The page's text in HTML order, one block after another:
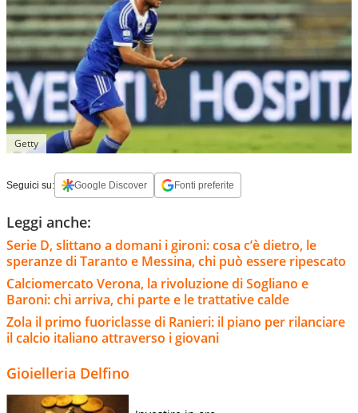
Getty
Seguici su: Google Discover Fonti preferite
Leggi anche:
Serie D, slittano a domani i gironi: cosa c’è dietro, le
speranze di Taranto e Messina, chi può essere ripescato
Calciomercato Verona, la rivoluzione di Sogliano e
Baroni: chi arriva, chi parte e le trattative calde
Zola il primo fuoriclasse di Ranieri: il piano per rilanciare
il calcio italiano attraverso i giovani
Gioielleria Delfino